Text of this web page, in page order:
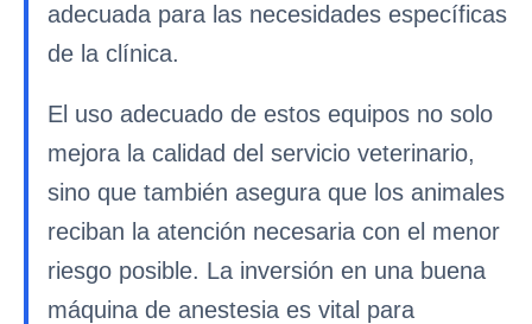
adecuada para las necesidades específicas
de la clínica.
El uso adecuado de estos equipos no solo
mejora la calidad del servicio veterinario,
sino que también asegura que los animales
reciban la atención necesaria con el menor
riesgo posible. La inversión en una buena
máquina de anestesia es vital para